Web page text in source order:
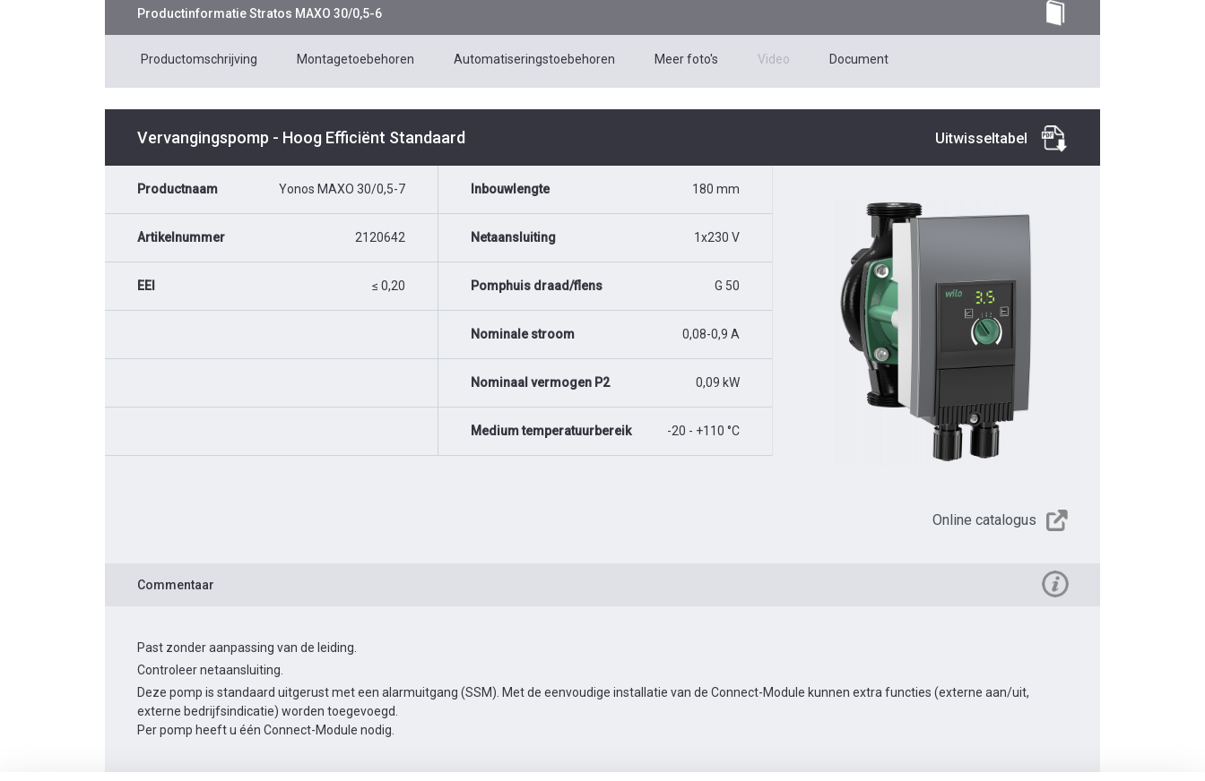
ProductinformatieStratos MAXO 30/0,5-6
Productomschrijving Montagetoebehoren Automatiseringstoebehoren Meer foto's Video Document
Vervangingspomp - Hoog Efficiënt Standaard Uitwisseltabel
Productnaam Yonos MAXO 30/0,5-7
Artikelnummer 2120642
EEI ≤ 0,20
Inbouwlengte 180 mm
Netaansluiting 1x230 V
Pomphuis draad/flens G 50
Nominale stroom 0,08-0,9 A
Nominaal vermogen P2 0,09 kW
Medium temperatuurbereik -20 - +110 °C
Online catalogus
Commentaar
Past zonder aanpassing van de leiding.
Controleer netaansluiting.
Deze pomp is standaard uitgerust met een alarmuitgang (SSM). Met de eenvoudige installatie van de Connect-Module kunnen extra functies (externe aan/uit,
externe bedrijfsindicatie) worden toegevoegd.
Per pomp heeft u één Connect-Module nodig.